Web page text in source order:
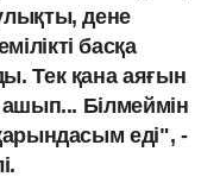
дене
басқа
Тек қана аяғын
ашып... Білмеймін
еді", -